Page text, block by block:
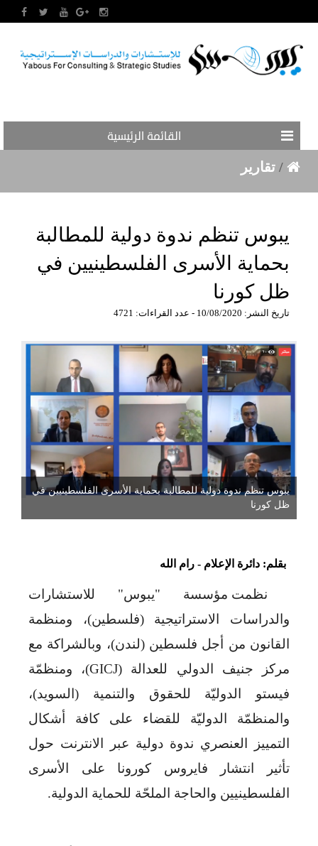
القائمة الرئيسية
/ تقارير
يبوس تنظم ندوة دولية للمطالبة
بحماية الأسرى الفلسطينيين في
ظل كورنا
تاريخ النشر: 10/08/2020 - عدد القراءات: 4721
يبوس تنظم ندوة دولية للمطالبة بحماية الأسرى الفلسطينيين في
ظل كورنا
بقلم: دائرة الإعلام - رام الله
نظمت مؤسسة "يبوس" للاستشارات
والدراسات الاستراتيجية (فلسطين)، ومنظمة
القانون من أجل فلسطين (لندن)، وبالشراكة مع
مركز جنيف الدولي للعدالة (GICJ)، ومنظمّة
فيستو الدوليّة للحقوق والتنمية (السويد)،
والمنظمّة الدوليّة للقضاء على كافة أشكال
التمييز العنصري ندوة دولية عبر الانترنت حول
تأثير انتشار فايروس كورونا على الأسرى
الفلسطينيين والحاجة الملحّة للحماية الدولية.